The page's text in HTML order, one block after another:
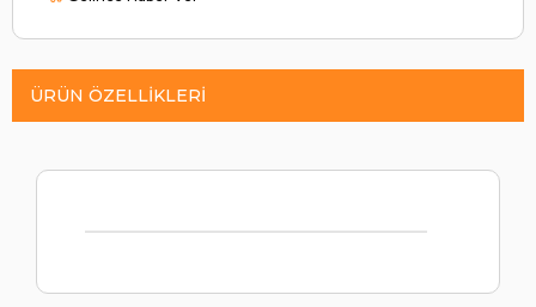
ÜRÜN ÖZELLIKLERI